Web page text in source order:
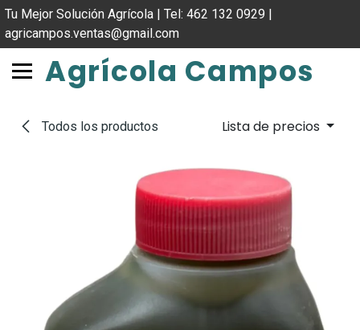
Tu Mejor Solución Agrícola | Tel: 462 132 0929 |
agricampos.ventas@gmail.com
Agrícola Campos
Todos los productos Lista de precios